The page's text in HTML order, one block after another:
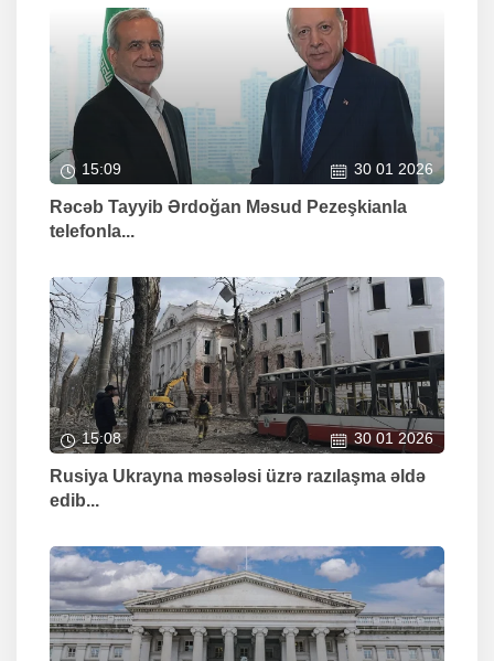
15:09 30 01 2026
Rəcəb Tayyib Ərdoğan Məsud Pezeşkianla
telefonla...
15:08 30 01 2026
Rusiya Ukrayna məsələsi üzrə razılaşma əldə
edib...